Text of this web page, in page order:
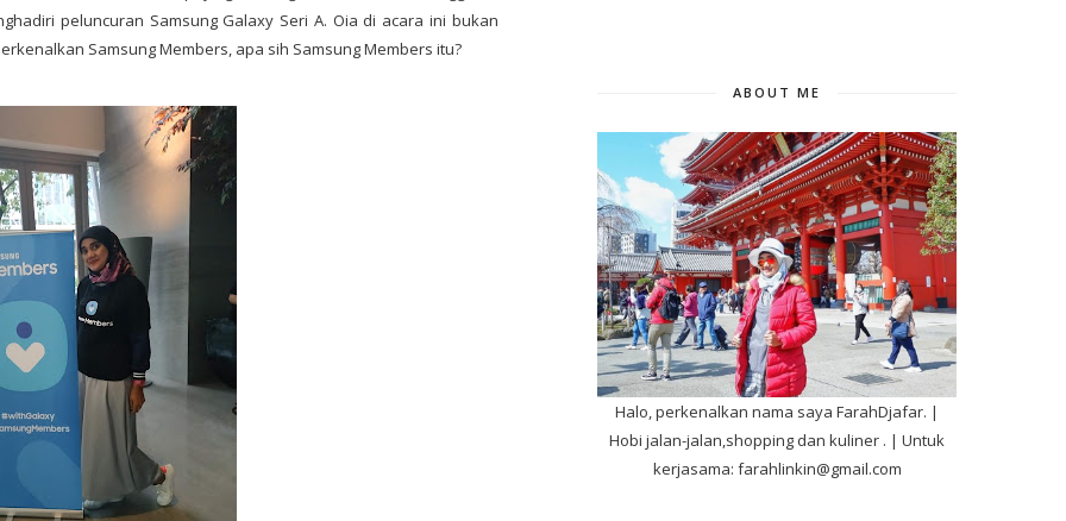
peluncuran Samsung Galaxy Seri A. Oia di acara ini bukan
Samsung Members, apa sih Samsung Members itu?
ABOUT ME
Halo, perkenalkan nama saya FarahDjafar. |
Hobi jalan-jalan,shopping dan kuliner . | Untuk
kerjasama: farahlinkin@gmail.com